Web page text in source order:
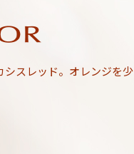
シスレッド。オレンジを